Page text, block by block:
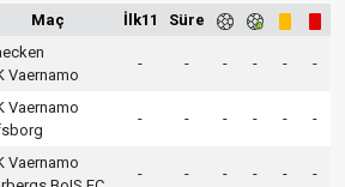
Maç İlk11 Süre
Vaernamo
- - - - - -
Vaernamo
- - - - - -
Vaernamo
- - - - - -